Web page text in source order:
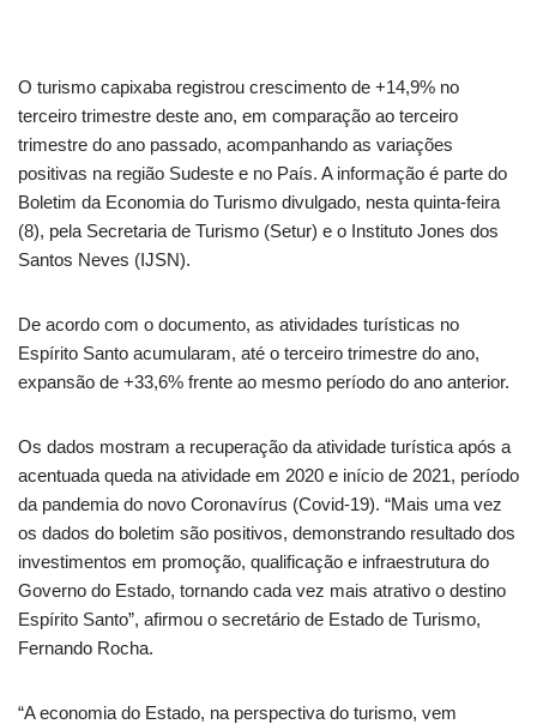
O turismo capixaba registrou crescimento de +14,9% no
terceiro trimestre deste ano, em comparação ao terceiro
trimestre do ano passado, acompanhando as variações
positivas na região Sudeste e no País. A informação é parte do
Boletim da Economia do Turismo divulgado, nesta quinta-feira
(8), pela Secretaria de Turismo (Setur) e o Instituto Jones dos
Santos Neves (IJSN).
De acordo com o documento, as atividades turísticas no
Espírito Santo acumularam, até o terceiro trimestre do ano,
expansão de +33,6% frente ao mesmo período do ano anterior.
Os dados mostram a recuperação da atividade turística após a
acentuada queda na atividade em 2020 e início de 2021, período
da pandemia do novo Coronavírus (Covid-19). “Mais uma vez
os dados do boletim são positivos, demonstrando resultado dos
investimentos em promoção, qualificação e infraestrutura do
Governo do Estado, tornando cada vez mais atrativo o destino
Espírito Santo”, afirmou o secretário de Estado de Turismo,
Fernando Rocha.
“A economia do Estado, na perspectiva do turismo, vem